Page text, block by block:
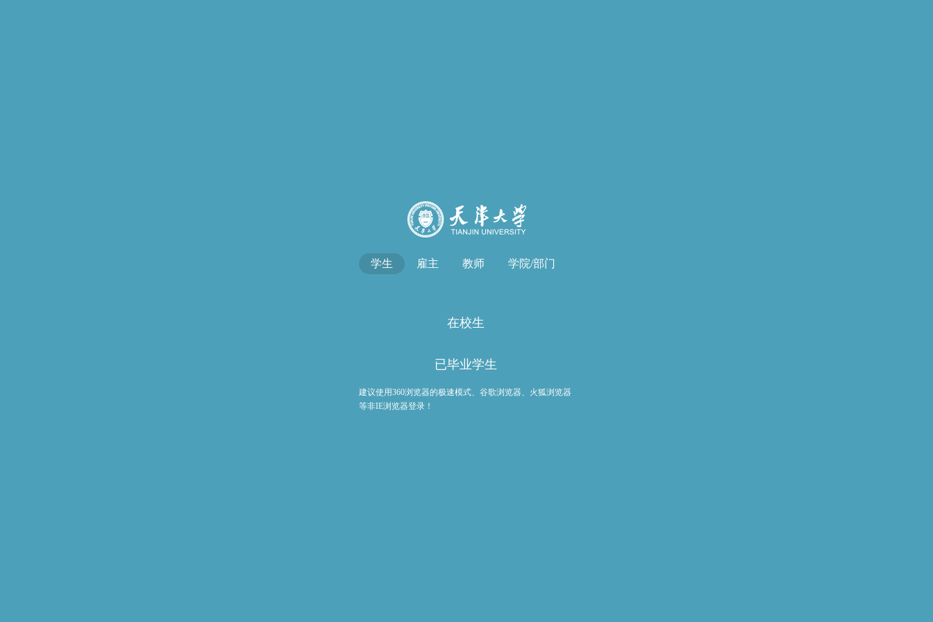
学生 雇主 教师 学院/部门
在校生
已毕业学生
建议使用360浏览器的极速模式、谷歌浏览器、火狐浏览器
等非IE浏览器登录！